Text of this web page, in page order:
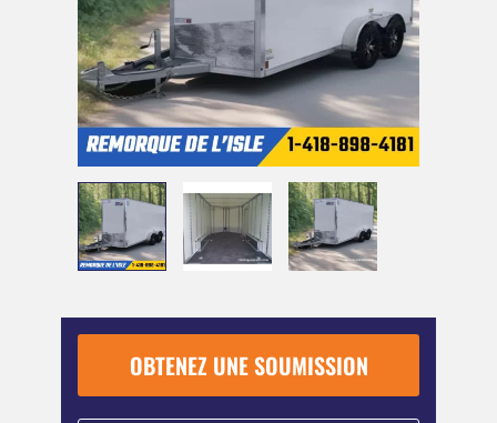
OBTENEZ UNE SOUMISSION